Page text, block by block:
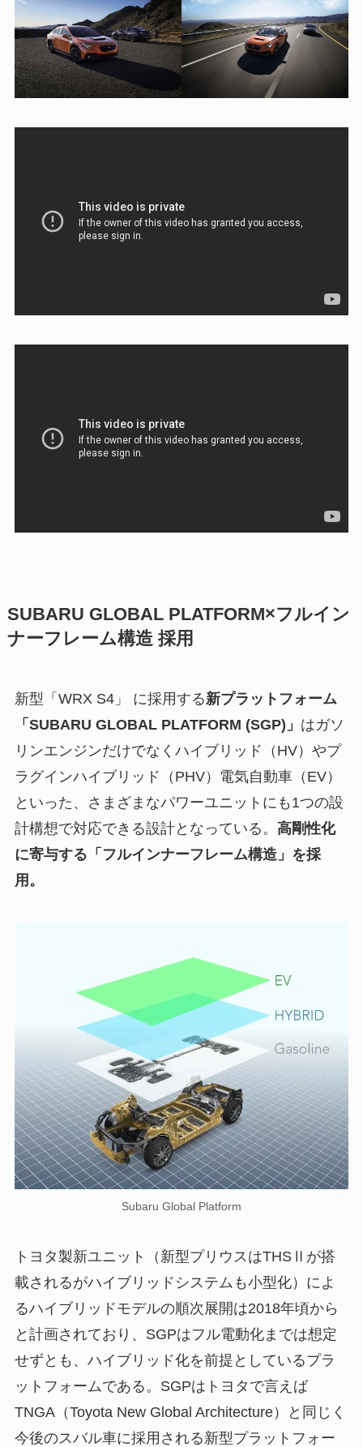
SUBARU GLOBAL PLATFORM×フルイン
ナーフレーム構造 採用
新型「WRX S4」 に採用する新プラットフォーム
「SUBARU GLOBAL PLATFORM (SGP)」 はガソ
リンエンジンだけでなくハイブリッド（HV）やプ
ラグインハイブリッド（PHV）電気自動車（EV）
といった、さまざまなパワーユニットにも1つの設
計構想で対応できる設計となっている。 高剛性化
に寄与する「フルインナーフレーム構造」を採
用。
Subaru Global Platform
トヨタ製新ユニット（新型プリウスはTHSⅡが搭
載されるがハイブリッドシステムも小型化）によ
るハイブリッドモデルの順次展開は2018年頃から
と計画されており、SGPはフル電動化までは想定
せずとも、ハイブリッド化を前提としているプラ
ットフォームである。SGPはトヨタで言えば
TNGA（Toyota New Global Architecture）と同じく
今後のスバル車に採用される新型プラットフォー